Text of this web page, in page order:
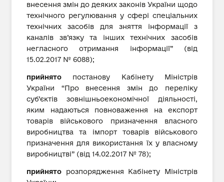
внесення змін до деяких законів України щодо
технічного регулювання у сфері спеціальних
технічних засобів для зняття інформації з
каналів зв’язку та інших технічних засобів
негласного отримання інформації” (від
15.02.2017 № 6088);
прийнято постанову Кабінету Міністрів
України “Про внесення змін до переліку
суб’єктів зовнішньоекономічної діяльності,
яким надаються повноваження на експорт
товарів військового призначення власного
виробництва та імпорт товарів військового
призначення для використання їх у власному
виробництві” (від 14.02.2017 № 78);
прийнято розпорядження Кабінету Міністрів